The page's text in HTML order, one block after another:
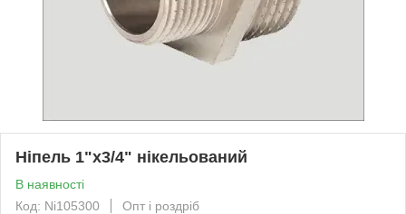
Ніпель 1"х3/4" нікельований
В наявності
Код: Ni105300
Опт і роздріб